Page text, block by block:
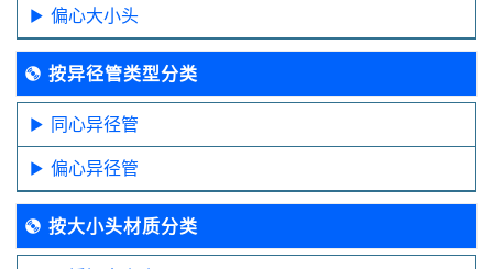
偏心大小头
按异径管类型分类
同心异径管
偏心异径管
按大小头材质分类